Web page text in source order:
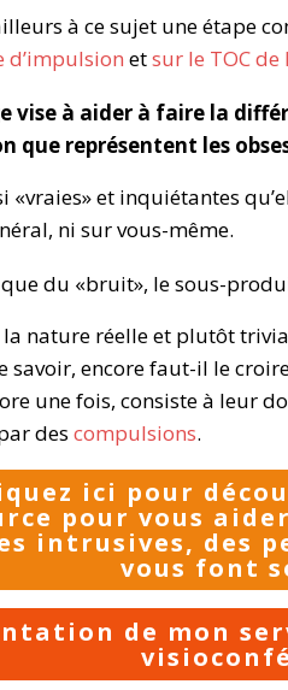
à ce sujet une étape
d’impulsion etsur le TOC
vise à aider à faire la
que représentent les
«vraies» et inquiétantes
ni sur vous-même.
que du «bruit», le sous-
nature réelle et plutôt
savoir, encore faut-il le
une fois, consiste à leur
des compulsions.
ici pour
pour vous
intrusives, des
vous font
de mon